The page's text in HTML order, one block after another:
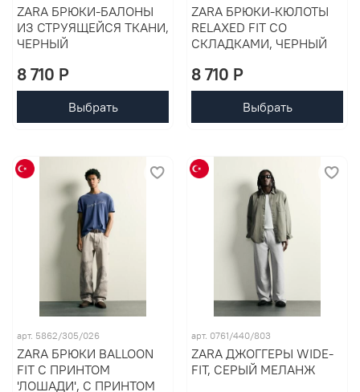
ZARA БРЮКИ-БАЛОНЫ
ИЗ СТРУЯЩЕЙСЯ ТКАНИ,
ЧЕРНЫЙ
8 710 P
Выбрать
ZARA БРЮКИ-КЮЛОТЫ
RELAXED FIT СО
СКЛАДКАМИ, ЧЕРНЫЙ
8 710 P
Выбрать
арт. 5862/305/026
ZARA БРЮКИ BALLOON
FIT С ПРИНТОМ
'ЛОШАДИ', С ПРИНТОМ
арт. 0761/440/803
ZARA ДЖОГГЕРЫ WIDE-
FIT, СЕРЫЙ МЕЛАНЖ